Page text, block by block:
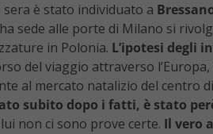
sera è stato individuato a
sede alle porte di Milano si
in Polonia. L’ipotesi degli
del viaggio attraverso
al mercato natalizio del centro
subito dopo i fatti, è stato
non ci sono prove certe. Il vero